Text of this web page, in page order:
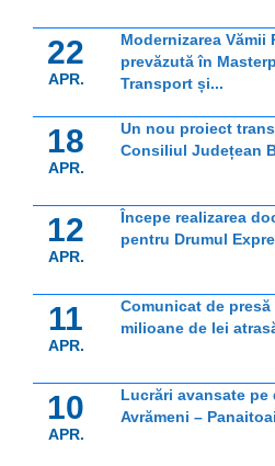
22
APR.
Modernizarea Vămii
prevăzută în
Transport și...
18
APR.
Un nou proiect
Consiliul Județean
12
APR.
Începe realizarea
pentru Drumul
11
APR.
Comunicat de
milioane de lei
10
APR.
Lucrări avansate
Avrămeni –